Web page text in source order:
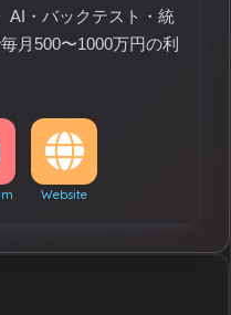
・バックテスト・統
月500〜1000万円の利
Website